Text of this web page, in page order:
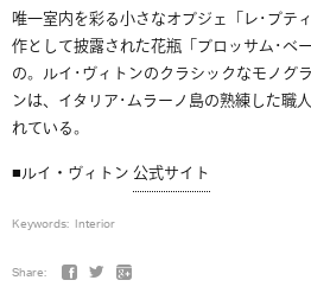
唯一室内を彩る小さなオブジェ「レ･プテ
作として披露された花瓶「ブロッサム･ベ
の。ルイ･ヴィトンのクラシックなモノグ
ンは、イタリア･ムラーノ島の熟練した職
れている。
■ルイ・ヴィトン公式サイト
Keywords: Interior
Share: